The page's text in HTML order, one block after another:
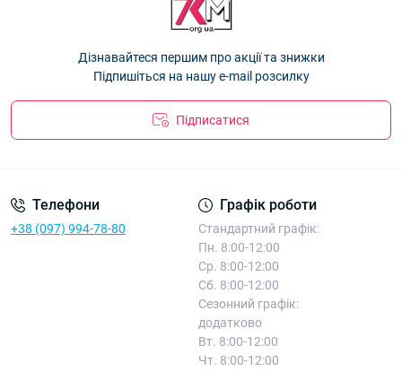
Кепка дитяча "Кугуар" бавовна +сітка для хлопчиків 54р.
Оптом 26Д47— 94.50 ₴
Дізнавайтеся першим про акції та знижки
Підпишіться на нашу e-mail розсилку
Підписатися
Телефони
+38 (097) 994-78-80
Графік роботи
Стандартний графік:
Пн. 8:00-12:00
Ср. 8:00-12:00
Сб. 8:00-12:00
Сезонний графік:
додатково
Вт. 8:00-12:00
Чт. 8:00-12:00